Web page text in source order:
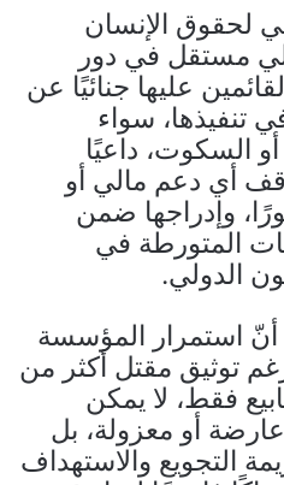
لحقوق الإنسان
مستقل في دور
عليها جنائيًا عن
تنفيذها، سواء
السكوت، داعيًا
أي دعم مالي أو
وإدراجها ضمن
المتورطة في
الدولي.
أنّ استمرار المؤسسة
توثيق مقتل أكثر من
خلال 3 أسابيع فقط، لا يمكن
أو معزولة، بل
التجويع والاستهداف